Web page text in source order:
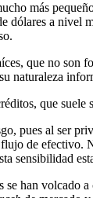
más
dólares a nivel
que no son
naturaleza
que
pues al ser
de efectivo.
sensibilidad
han volcado a